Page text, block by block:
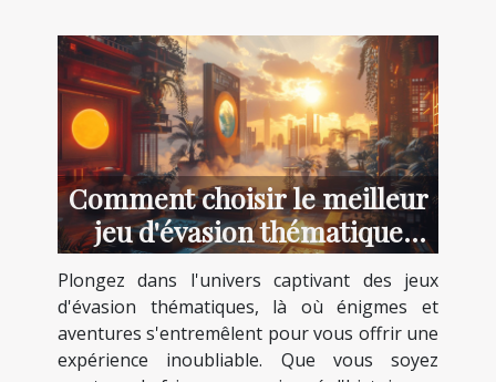
Comment choisir le meilleur
jeu d'évasion thématique
pour votre prochaine
aventure
Plongez dans l'univers captivant des jeux
d'évasion thématiques, là où énigmes et
aventures s'entremêlent pour vous offrir une
expérience inoubliable. Que vous soyez